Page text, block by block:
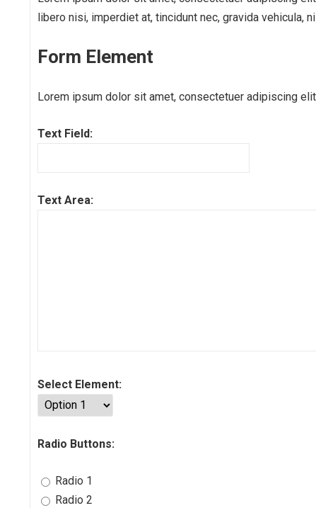
libero nisi, imperdiet at, tincidunt nec, gravida vehicula,
Form Element
Lorem ipsum dolor sit amet, consectetuer adipiscing
Text Field:
Text Area:
Select Element:
Radio Buttons:
Radio 1
Radio 2